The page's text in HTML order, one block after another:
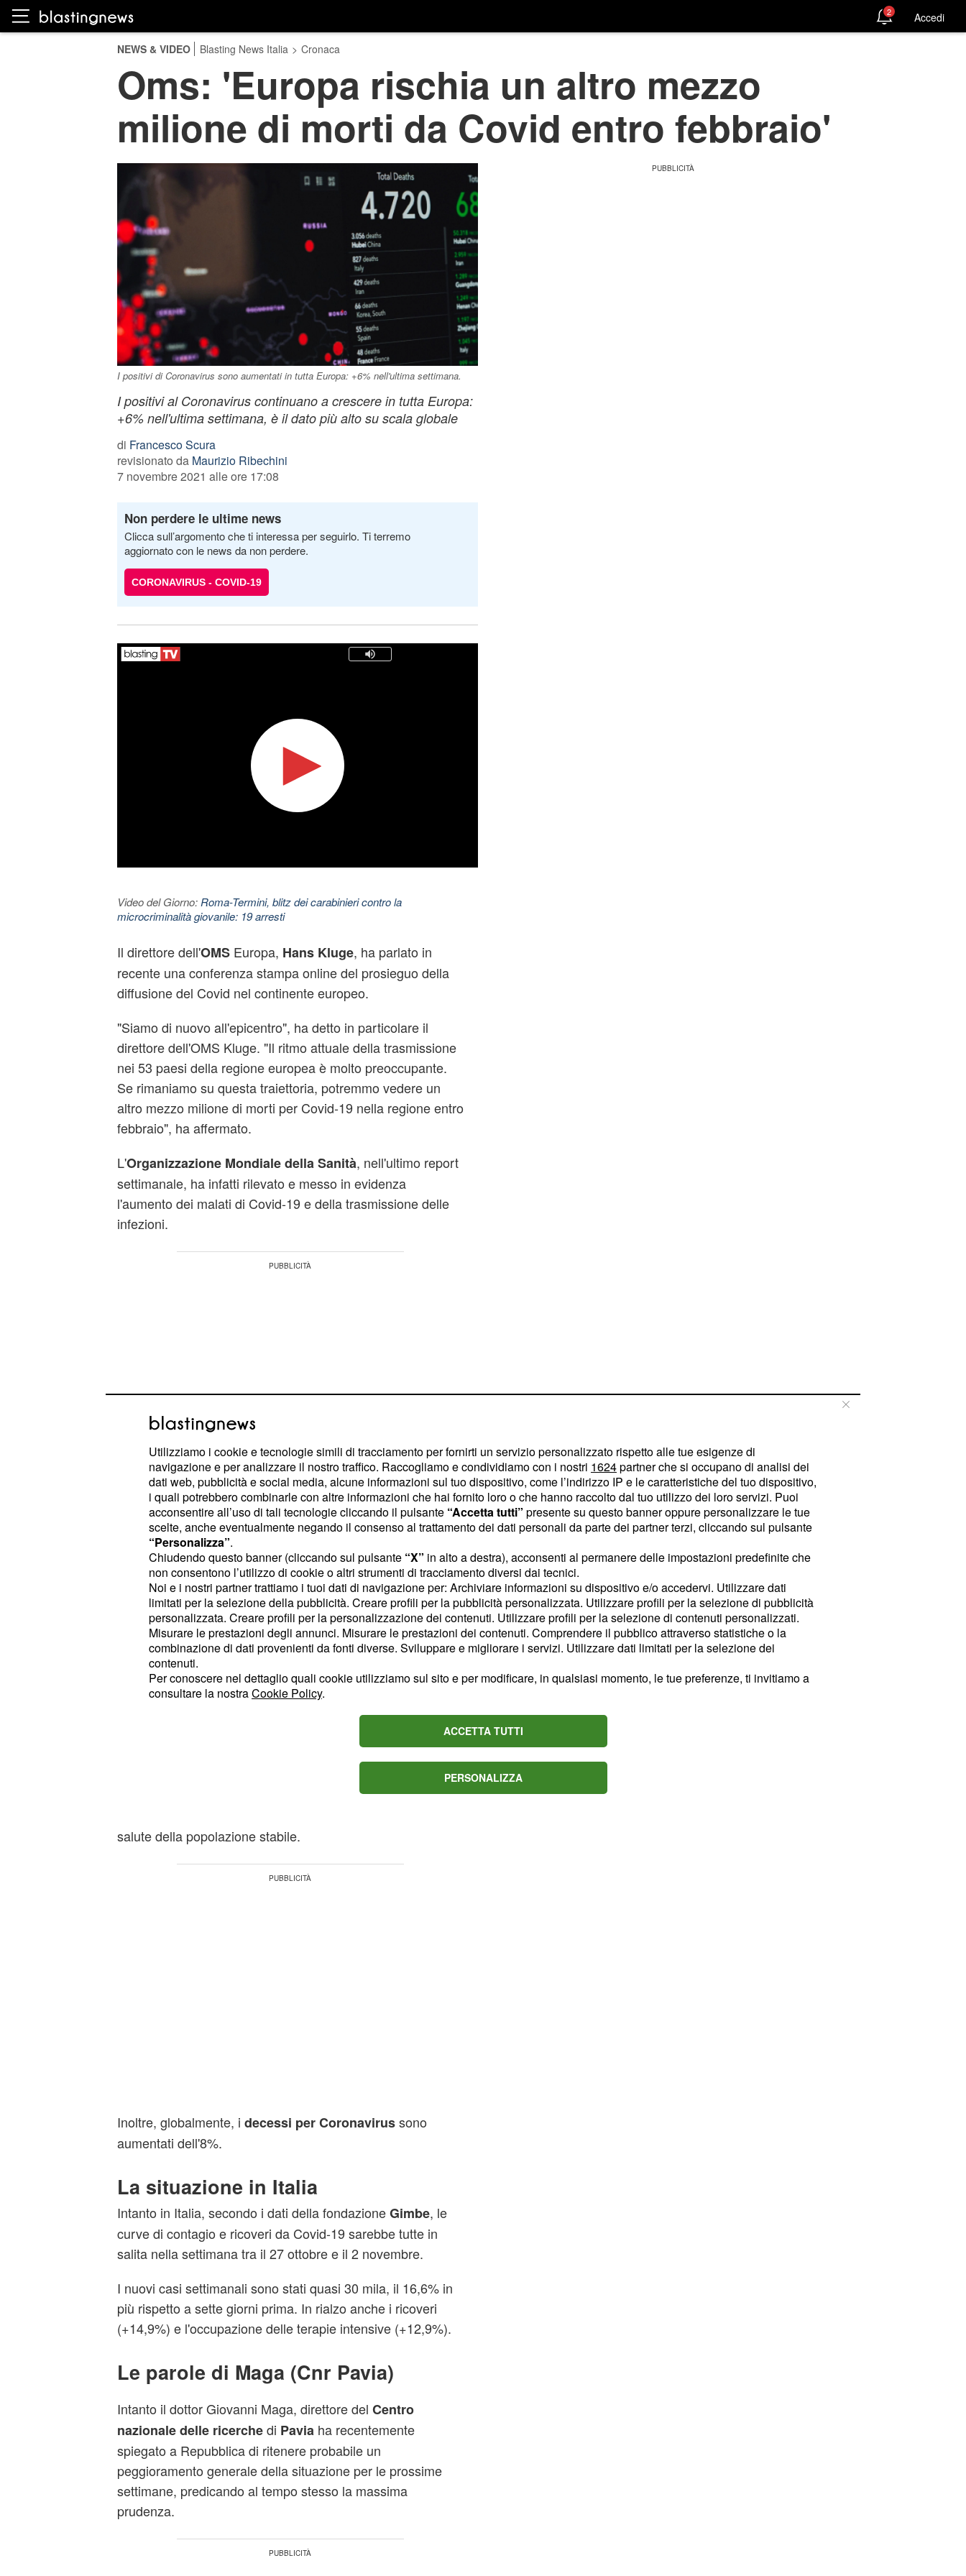
2 Accedi
NEWS & VIDEO Blasting News Italia > Cronaca
Oms: 'Europa rischia un altro mezzo
milione di morti da Covid entro febbraio'
I positivi di Coronavirus sono aumentati in tutta Europa: +6% nell'ultima settimana.
I positivi al Coronavirus continuano a crescere in tutta Europa:
+6% nell'ultima settimana, è il dato più alto su scala globale
di Francesco Scura
revisionato da Maurizio Ribechini
7 novembre 2021 alle ore 17:08
Non perdere le ultime news
Clicca sull’argomento che ti interessa per seguirlo. Ti terremo
aggiornato con le news da non perdere.
CORONAVIRUS - COVID-19
Video del Giorno: Roma-Termini, blitz dei carabinieri contro la
microcriminalità giovanile: 19 arresti
Il direttore dell'OMSEuropa, Hans Kluge, ha parlato in
recente una conferenza stampa online del prosieguo della
diffusione del Covid nel continente europeo.
"Siamo di nuovo all'epicentro", ha detto in particolare il
direttore dell'OMS Kluge. "Il ritmo attuale della trasmissione
nei 53 paesi della regione europea è molto preoccupante.
Se rimaniamo su questa traiettoria, potremmo vedere un
altro mezzo milione di morti per Covid-19 nella regione entro
febbraio", ha affermato.
L'Organizzazione Mondiale della Sanità, nell'ultimo report
settimanale, ha infatti rilevato e messo in evidenza
l'aumento dei malati di Covid-19 e della trasmissione delle
infezioni.
In particolare i positivi alCoronavirussono aumentati in
Europa per la quinta settimana consecutiva, con un
aumento del 6% rispetto ai sette giorni precedenti, il che lo
rende il dato più alto su scala globale.
La situazione nel mondo
Mentre l'Europa ha un tasso di 192 contagi ogni 100.000
persone, Nord e Sud America subirebbero in questo
momento un impatto decisamente inferiore (72 casi ogni
100.000 persone). Altre zone del pianeta riportano dati in
controtendenza: ad esempio, -12% in Medio oriente e -9%
letti anche con la possibilità che in alcune aree geografiche
salute della popolazione stabile.
Inoltre, globalmente, i decessi per Coronavirussono
aumentati dell'8%.
La situazione in Italia
Intanto in Italia, secondo i dati della fondazioneGimbe, le
curve di contagio e ricoveri da Covid-19 sarebbe tutte in
salita nella settimana tra il 27 ottobre e il 2 novembre.
I nuovi casi settimanali sono stati quasi 30 mila, il 16,6% in
più rispetto a sette giorni prima. In rialzo anche i ricoveri
(+14,9%) e l'occupazione delle terapie intensive (+12,9%).
Le parole di Maga (Cnr Pavia)
Intanto il dottor Giovanni Maga, direttore del Centro
nazionale delle ricerchedi Pavia ha recentemente
spiegato a Repubblica di ritenere probabile un
peggioramento generale della situazione per le prossime
settimane, predicando al tempo stesso la massima
prudenza.
Utilizziamo i cookie e tecnologie simili di tracciamento per fornirti un servizio personalizzato rispetto alle tue esigenze di
navigazione e per analizzare il nostro traffico. Raccogliamo e condividiamo con i nostri 1624partner che si occupano di analisi dei
dati web, pubblicità e social media, alcune informazioni sul tuo dispositivo, come l’indirizzo IP e le caratteristiche del tuo dispositivo,
i quali potrebbero combinarle con altre informazioni che hai fornito loro o che hanno raccolto dal tuo utilizzo dei loro servizi. Puoi
acconsentire all’uso di tali tecnologie cliccando il pulsante “Accetta tutti” presente su questo banner oppure personalizzare le tue
scelte, anche eventualmente negando il consenso al trattamento dei dati personali da parte dei partner terzi, cliccando sul pulsante
“Personalizza”.
Chiudendo questo banner (cliccando sul pulsante “X” in alto a destra), acconsenti al permanere delle impostazioni predefinite che
non consentono l’utilizzo di cookie o altri strumenti di tracciamento diversi dai tecnici.
Noi e i nostri partner trattiamo i tuoi dati di navigazione per: Archiviare informazioni su dispositivo e/o accedervi. Utilizzare dati
limitati per la selezione della pubblicità. Creare profili per la pubblicità personalizzata. Utilizzare profili per la selezione di pubblicità
personalizzata. Creare profili per la personalizzazione dei contenuti. Utilizzare profili per la selezione di contenuti personalizzati.
Misurare le prestazioni degli annunci. Misurare le prestazioni dei contenuti. Comprendere il pubblico attraverso statistiche o la
combinazione di dati provenienti da fonti diverse. Sviluppare e migliorare i servizi. Utilizzare dati limitati per la selezione dei
contenuti.
Per conoscere nel dettaglio quali cookie utilizziamo sul sito e per modificare, in qualsiasi momento, le tue preferenze, ti invitiamo a
consultare la nostraCookie Policy.
ACCETTA TUTTI
PERSONALIZZA